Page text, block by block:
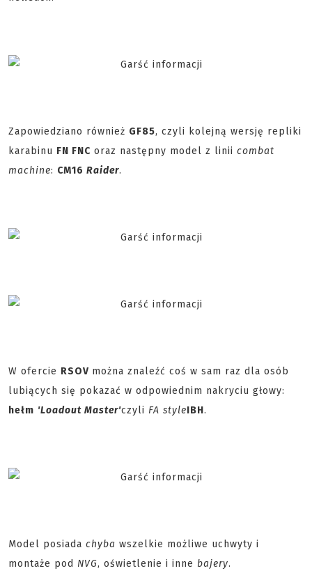
Zapowiedziano również GF85, czyli kolejną wersję repliki
karabinu FN FNC oraz następny model z linii combat
machine: CM16 Raider.
W ofercie RSOV można znaleźć coś w sam raz dla osób
lubiących się pokazać w odpowiednim nakryciu głowy:
hełm 'Loadout Master'czyli FA styleIBH.
Model posiada chyba wszelkie możliwe uchwyty i
montaże pod NVG, oświetlenie i inne bajery.